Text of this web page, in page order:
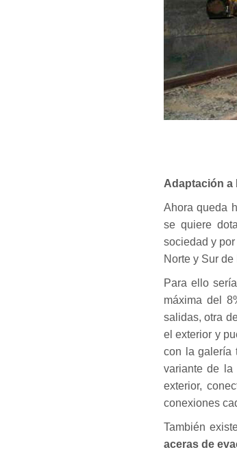
Adaptación a
Ahora queda
se quiere
sociedad y
Norte y Sur de
Para ello
máxima del
salidas, otra
el exterior y
con la galería
variante de la
exterior,
conexiones
También
aceras de